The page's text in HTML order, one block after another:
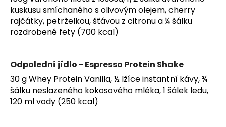
kuskusu smíchaného s olivovým olejem, cherry
rajčátky, petrželkou, šťávou z citronu a ¼ šálku
rozdrobené fety (700 kcal)
Odpolední jídlo - Espresso Protein Shake
30 g Whey Protein Vanilla, ½ lžíce instantní kávy, ¾
šálku neslazeného kokosového mléka, 1 šálek ledu,
120 ml vody (250 kcal)